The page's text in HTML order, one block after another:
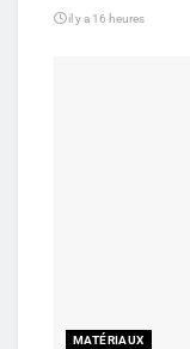
il y a 16 heures
MATÉRIAUX